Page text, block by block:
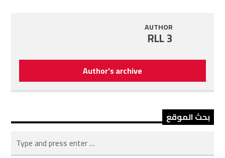
AUTHOR
RLL 3
Author's archive
بحث الموقع